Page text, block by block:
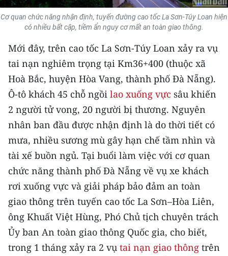
54 DÂN TỘC VIỆT NAM
MỘT SẢN PHẨM
RADIO
MEDIA CENTER
E-Magazine
Video
Media Chính trị
Media Kinh tế
Media Văn hóa
Media Xã hội
Cơ quan chức năng nhận định, tuyến đường cao tốc La Sơn-Túy Loan hiện
có nhiều bất cập, tiềm ẩn nguy cơ mất an toàn giao thông.
Mới đây, trên cao tốc La Sơn-Túy Loan xảy ra vụ
tai nạn nghiêm trọng tại Km36+400 (thuộc xã
Hoà Bắc, huyện Hòa Vang, thành phố Đà Nẵng).
Ô-tô khách 45 chỗ ngồi lao xuống vực sâu khiến
2 người tử vong, 20 người bị thương. Nguyên
nhân ban đầu được nhận định là do thời tiết có
mưa, nhiều sương mù gây hạn chế tầm nhìn và
tài xế buồn ngủ. Tại buổi làm việc với cơ quan
chức năng thành phố Đà Nẵng về vụ xe khách
rơi xuống vực và giải pháp bảo đảm an toàn
giao thông trên tuyến cao tốc La Sơn–Hòa Liên,
ông Khuất Việt Hùng, Phó Chủ tịch chuyên trách
Ủy ban An toàn giao thông Quốc gia, cho biết,
trong 1 tháng xảy ra 2 vụ tai nạn giao thông trên